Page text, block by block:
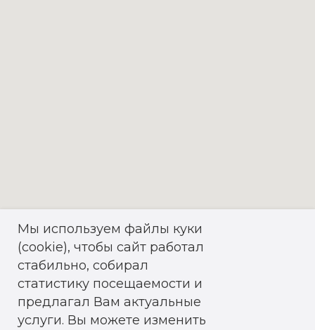
Мы используем файлы куки
(cookie), чтобы сайт работал
стабильно, собирал
статистику посещаемости и
предлагал Вам актуальные
услуги. Вы можете изменить